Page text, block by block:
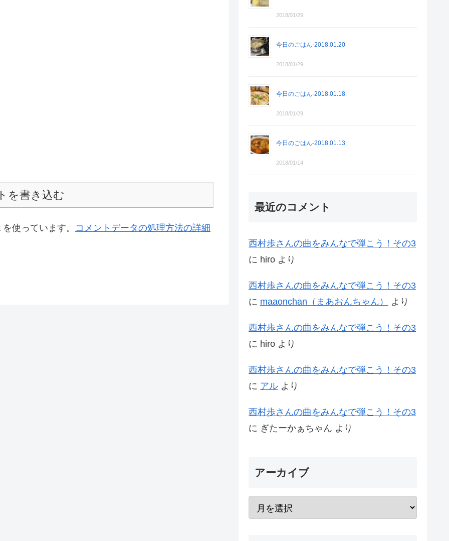
を書き込む
使っています。 コメントデータの処理方法の詳細
2018/01/29
今日のごはん-2018.01.20
2018/01/29
今日のごはん-2018.01.18
2018/01/29
今日のごはん-2018.01.13
2018/01/14
最近のコメント
西村歩さんの曲をみんなで弾こう！その3
に hiro より
西村歩さんの曲をみんなで弾こう！その3
に maaonchan（まあおんちゃん） より
西村歩さんの曲をみんなで弾こう！その3
に hiro より
西村歩さんの曲をみんなで弾こう！その3
に アル より
西村歩さんの曲をみんなで弾こう！その3
に ぎたーかぁちゃん より
アーカイブ